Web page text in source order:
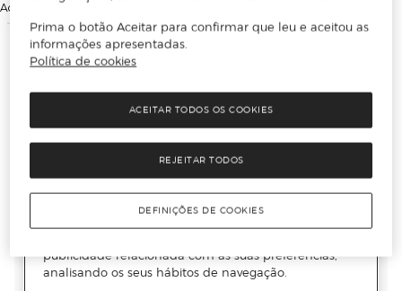
Ao continuar, aceitas as
Prima o botão Aceitar para confirmar que leu e aceitou as
informações apresentadas.
Política de cookies
REJEITAR TODOS
ACEITAR TODOS OS COOKIES
DEFINIÇÕES DE COOKIES